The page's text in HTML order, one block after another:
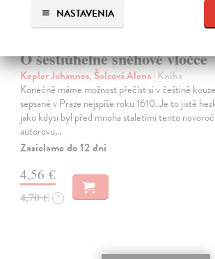
NASTAVENIA
O šestiúhelné sněhové vločce
Kepler Johannes, Šolcová Alena| Kniha
Konečně máme možnost přečíst si v češtině
sepsané v Praze nejspíše roku 1610. Je to jistě
jako kdysi byl před mnoha staletími tento
autorovu…
Zasielame do 12 dní
4,56 €
4,70 € ?